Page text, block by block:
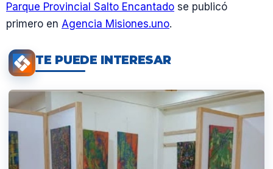
Parque Provincial Salto Encantado se publicó
primero en Agencia Misiones.uno.
TE PUEDE INTERESAR